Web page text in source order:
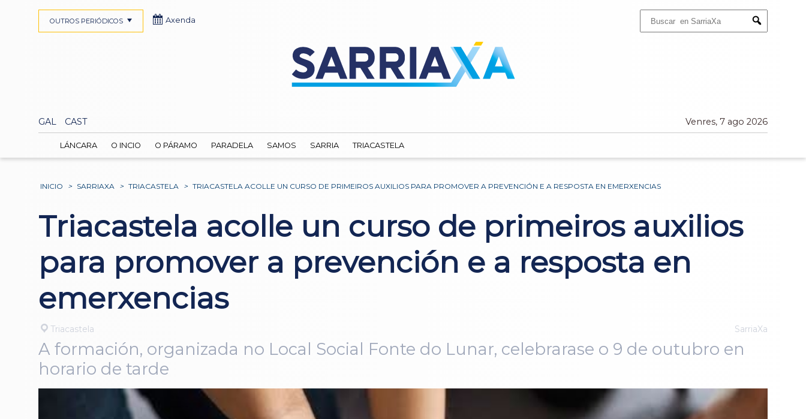
Submit
GAL CAST Venres, 7 ago 2026
OUTROS PERIÓDICOS Axenda
LÁNCARA O INCIO O PÁRAMO PARADELA SAMOS SARRIA TRIACASTELA
INICIO > SARRIAXA > TRIACASTELA > TRIACASTELA ACOLLE UN CURSO DE PRIMEIROS AUXILIOS PARA PROMOVER A PREVENCIÓN E A RESPOSTA EN EMERXENCIAS
Triacastela acolle un curso de primeiros auxilios
para promover a prevención e a resposta en
emerxencias
Triacastela SarriaXa
A formación, organizada no Local Social Fonte do Lunar, celebrarase o 9 de outubro en
horario de tarde